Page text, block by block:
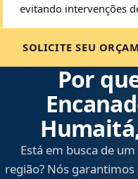
evitando intervenções
SOLICITE SEU
Por
Está em busca de
região? Nós